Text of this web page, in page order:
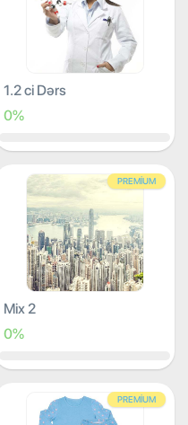
1.2 ci Dərs
0%
PREMIUM
Mix 2
0%
PREMIUM